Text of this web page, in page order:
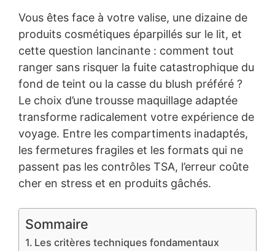
Vous êtes face à votre valise, une dizaine de
produits cosmétiques éparpillés sur le lit, et
cette question lancinante : comment tout
ranger sans risquer la fuite catastrophique du
fond de teint ou la casse du blush préféré ?
Le choix d’une trousse maquillage adaptée
transforme radicalement votre expérience de
voyage. Entre les compartiments inadaptés,
les fermetures fragiles et les formats qui ne
passent pas les contrôles TSA, l’erreur coûte
cher en stress et en produits gâchés.
Sommaire
Les critères techniques fondamentaux